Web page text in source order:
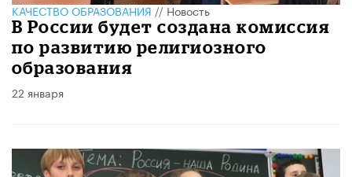
КАЧЕСТВО ОБРАЗОВАНИЯ//Новость
В России будет создана комиссия
по развитию религиозного
образования
22 января